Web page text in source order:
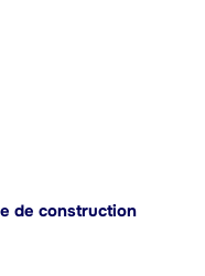
de construction